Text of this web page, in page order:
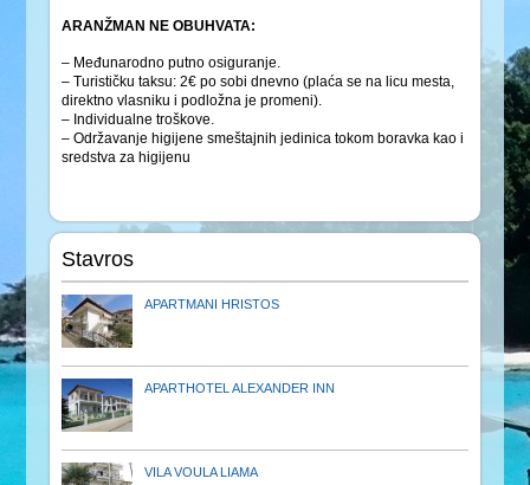
ARANŽMAN NE OBUHVATA:
– Međunarodno putno osiguranje.
– Turističku taksu: 2€ po sobi dnevno (plaća se na licu mesta,
direktno vlasniku i podložna je promeni).
– Individualne troškove.
– Održavanje higijene smeštajnih jedinica tokom boravka kao i
sredstva za higijenu
Stavros
APARTMANI HRISTOS
APARTHOTEL ALEXANDER INN
VILA VOULA LIAMA